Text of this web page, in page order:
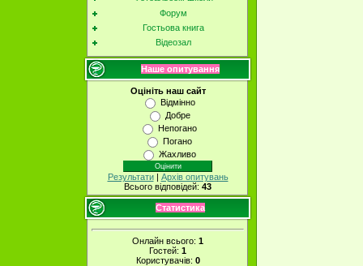
Форум
Гостьова книга
Відеозал
Наше опитування
Оцініть наш сайт
Відмінно
Добре
Непогано
Погано
Жахливо
Результати| Архів опитувань
Всього відповідей: 43
Статистика
Онлайн всього: 1
Гостей: 1
Користувачів: 0